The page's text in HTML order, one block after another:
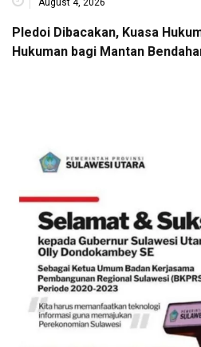
August 4, 2026
Pledoi Dibacakan, Kuasa
Hukuman bagi Mantan